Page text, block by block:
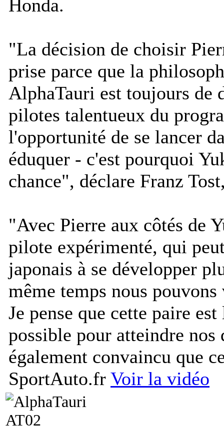
Honda.
"La décision de choisir
prise parce que la
AlphaTauri est toujours de
pilotes talentueux du
l'opportunité de se lancer
éduquer - c'est pourquoi
chance", déclare Franz
"Avec Pierre aux côtés de
pilote expérimenté, qui
japonais à se développer
même temps nous
Je pense que cette paire
possible pour atteindre
également convaincu que
SportAuto.fr Voir la vidéo